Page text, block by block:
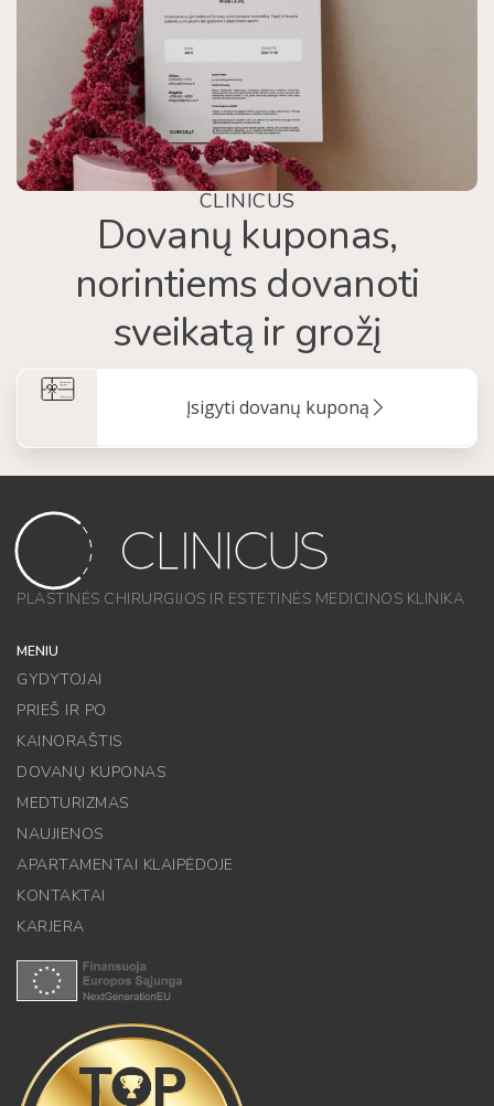
CLINICUS
Dovanų kuponas,
norintiems dovanoti
sveikatą ir grožį
Įsigyti dovanų kuponą
PLASTINĖS CHIRURGIJOS IR ESTETINĖS MEDICINOS KLINIKA
MENIU
GYDYTOJAI
PRIEŠ IR PO
KAINORAŠTIS
DOVANŲ KUPONAS
MEDTURIZMAS
NAUJIENOS
APARTAMENTAI KLAIPĖDOJE
KONTAKTAI
KARJERA